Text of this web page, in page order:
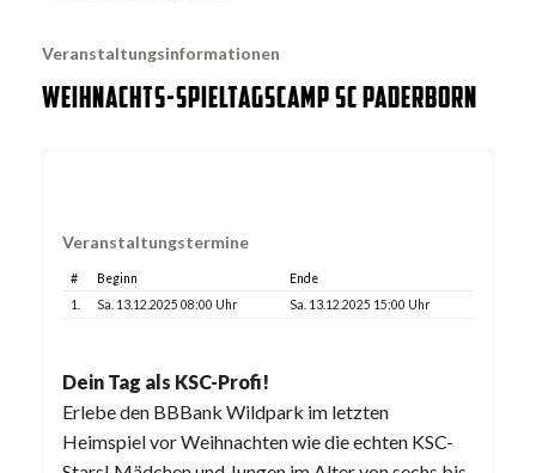
Veranstaltungsinformationen
WEIHNACHTS-SPIELTAGSCAMP SC PADERBORN
Veranstaltungstermine
# Beginn
Ende
1.
Sa. 13.12.2025 08:00 Uhr Sa. 13.12.2025 15:00 Uhr
Dein Tag als KSC-Profi!
Erlebe den BBBank Wildpark im letzten
Heimspiel vor Weihnachten wie die echten KSC-